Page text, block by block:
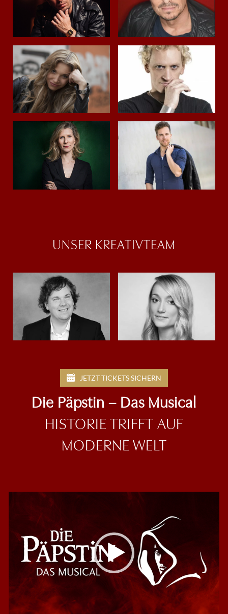
UNSER KREATIVTEAM
JETZT TICKETS SICHERN
Die Päpstin – Das Musical
HISTORIE TRIFFT AUF
MODERNE WELT